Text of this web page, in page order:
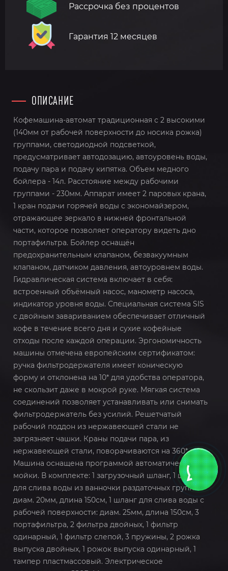
Рассрочка без процентов
Гарантия 12 месяцев
ОПИСАНИЕ
Кофемашина-автомат традиционная с 2 высокими
(140мм от рабочей поверхности до носика рожка)
группами, светодиодной подсветкой,
предусматривает автодозацию, автоуровень воды,
подачу пара и подачу кипятка. Объем медного
бойлера - 14л. Расстояние между рабочими
группами - 230мм. Аппарат имеет 2 паровых крана,
1 кран подачи горячей воды с экономайзером,
отражающее зеркало в нижней фронтальной
части, которое позволяет оператору видеть дно
портафильтра. Бойлер оснащён
предохранительным клапаном, безвакуумным
клапаном, датчиком давления, автоуровнем воды.
Гидравлическая система включает в себя:
встроенный объёмный насос, манометр насоса,
индикатор уровня воды. Специальная система SIS
с двойным завариванием обеспечивает отличный
кофе в течение всего дня и сухие кофейные
отходы после каждой операции. Эргономичность
машины отмечена европейским сертификатом:
ручка фильтродержателя имеет коническую
форму и отклонена на 10* для удобства оператора,
не скользит даже в мокрой руке. Мягкая система
соединений позволяет устанавливать или снимать
фильтродержатель без усилий. Решетчатый
рабочий поддон из нержавеющей стали не
загрязняет чашки. Краны подачи пара, из
нержавеющей стали, поворачиваются на 360*.
Машина оснащена программой автоматической
мойки. В комплекте: 1 загрузочный шланг, 1 шланг
для слива воды из ванночки раздаточных групп:
диам. 20мм, длина 150см, 1 шланг для слива воды с
рабочей поверхности: диам. 25мм, длина 150см, 3
портафильтра, 2 фильтра двойных, 1 фильтр
одинарный, 1 фильтр слепой, 3 пружины, 2 рожка
выпуска двойных, 1 рожок выпуска одинарный, 1
тампер пластмассовый. Электрическое